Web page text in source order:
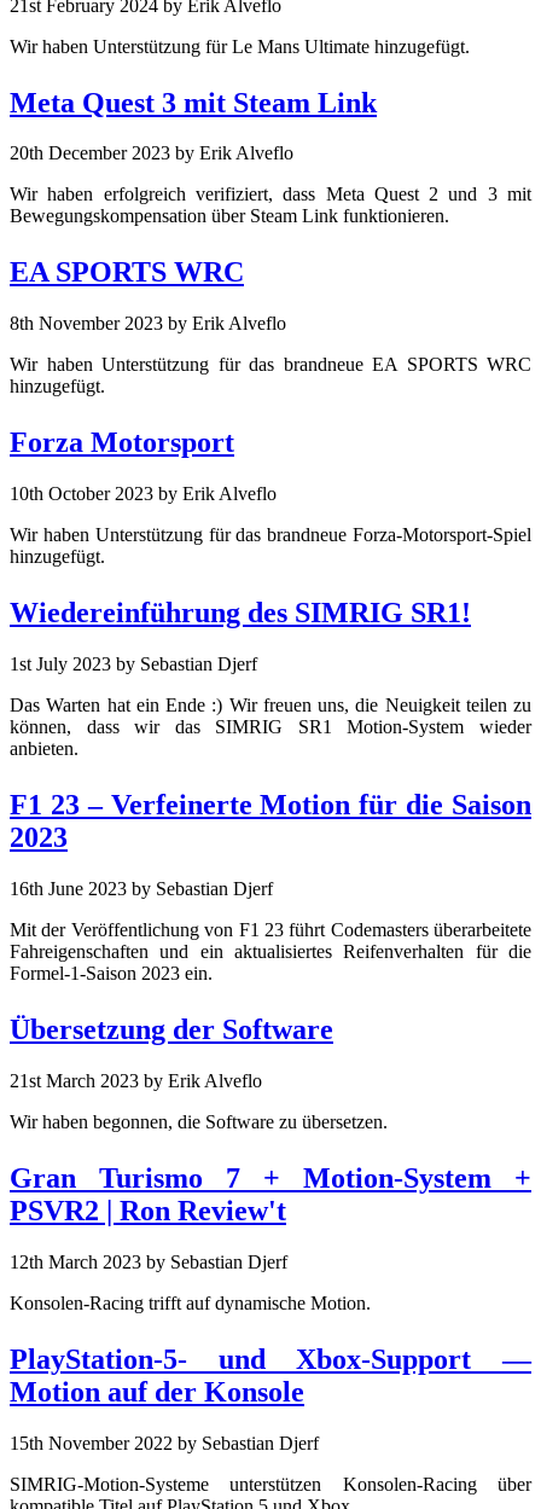
21st February 2024 by Erik Alveflo
Wir haben Unterstützung für Le Mans Ultimate hinzugefügt.
Meta Quest 3 mit Steam Link
20th December 2023 by Erik Alveflo
Wir haben erfolgreich verifiziert, dass Meta Quest 2 und 3 mit
Bewegungskompensation über Steam Link funktionieren.
EA SPORTS WRC
8th November 2023 by Erik Alveflo
Wir haben Unterstützung für das brandneue EA SPORTS WRC
hinzugefügt.
Forza Motorsport
10th October 2023 by Erik Alveflo
Wir haben Unterstützung für das brandneue Forza-Motorsport-Spiel
hinzugefügt.
Wiedereinführung des SIMRIG SR1!
1st July 2023 by Sebastian Djerf
Das Warten hat ein Ende :) Wir freuen uns, die Neuigkeit teilen zu
können, dass wir das SIMRIG SR1 Motion-System wieder
anbieten.
F1 23 – Verfeinerte Motion für die Saison
2023
16th June 2023 by Sebastian Djerf
Mit der Veröffentlichung von F1 23 führt Codemasters überarbeitete
Fahreigenschaften und ein aktualisiertes Reifenverhalten für die
Formel-1-Saison 2023 ein.
Übersetzung der Software
21st March 2023 by Erik Alveflo
Wir haben begonnen, die Software zu übersetzen.
Gran Turismo 7 + Motion-System +
PSVR2 | Ron Review't
12th March 2023 by Sebastian Djerf
Konsolen-Racing trifft auf dynamische Motion.
PlayStation-5- und Xbox-Support —
Motion auf der Konsole
15th November 2022 by Sebastian Djerf
SIMRIG-Motion-Systeme unterstützen Konsolen-Racing über